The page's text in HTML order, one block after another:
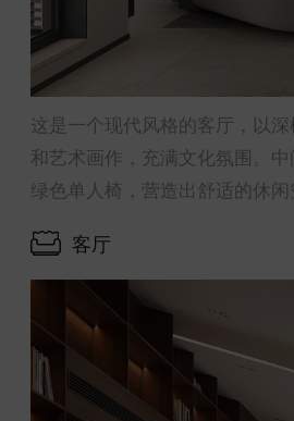
这是一个现代风格的客厅，以
和艺术画作，充满文化氛围。
绿色单人椅，营造出舒适的休
客厅